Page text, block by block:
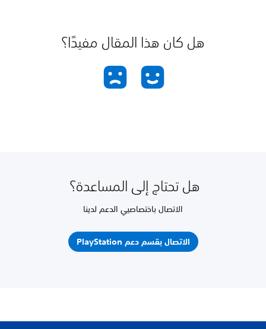
هل كان هذا المقال مفيدًا؟
هل تحتاج إلى المساعدة؟
الاتصال باختصاصيي الدعم لدينا
الاتصال بقسم دعم PlayStation